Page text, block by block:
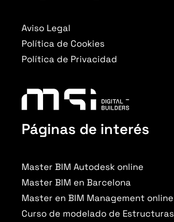
Aviso Legal
Política de Cookies
Política de Privacidad
Páginas de interés
Master BIM Autodesk online
Master BIM en Barcelona
Master en BIM Management online
Curso de modelado de Estructuras